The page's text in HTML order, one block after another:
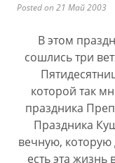
Posted on 21 Май 2003
В этом
сошлись три
которой так
праздника
Праздника
вечную,
есть эта